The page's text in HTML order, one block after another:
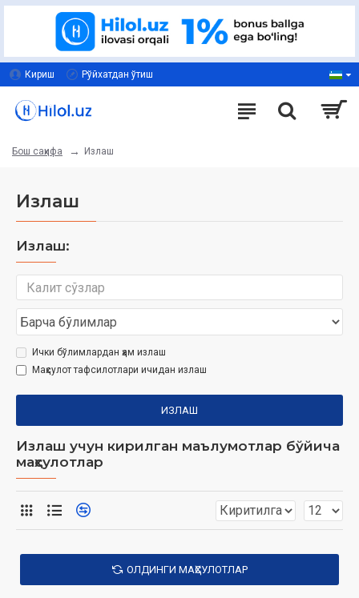
Кириш Рўйхатдан ўтиш
Бош саҳифа Излаш
Излаш
Излаш:
Ички бўлимлардан ҳам излаш
Маҳсулот тафсилотлари ичидан излаш
ИЗЛАШ
Излаш учун кирилган маълумотлар бўйича
маҳсулотлар
ОЛДИНГИ МАҲСУЛОТЛАР